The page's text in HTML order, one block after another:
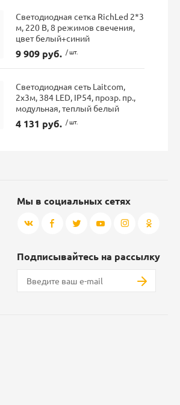
Светодиодная сетка RichLed 2*3
м, 220 В, 8 режимов свечения,
цвет белый+синий
9 909 руб. / шт.
Светодиодная сеть Laitcom,
2x3м, 384 LED, IP54, прозр. пр.,
модульная, теплый белый
4 131 руб. / шт.
Мы в социальных сетях
Подписывайтесь на рассылку